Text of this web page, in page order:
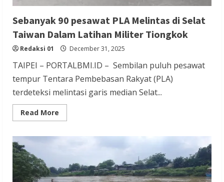
Sebanyak 90 pesawat PLA Melintas di Selat
Taiwan Dalam Latihan Militer Tiongkok
Redaksi 01 December 31, 2025
TAIPEI – PORTALBMI.ID – Sembilan puluh pesawat
tempur Tentara Pembebasan Rakyat (PLA)
terdeteksi melintasi garis median Selat...
Read More
more
di
Selat